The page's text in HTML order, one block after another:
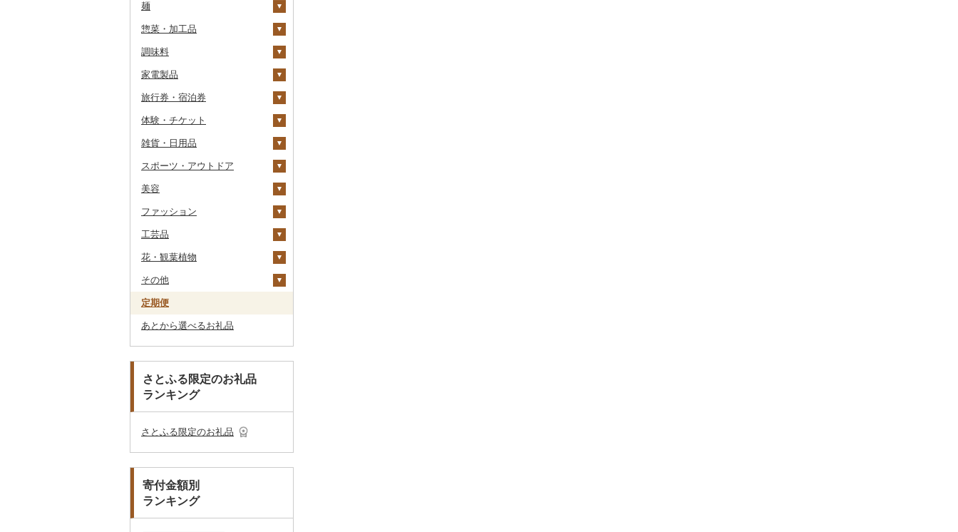
仙台牛
米沢牛
山形牛
常陸牛
上州牛
飛騨牛
近江牛
但馬牛
佐賀牛
長崎和牛
あか牛
宮崎牛
その他牛肉（精肉）
水炊き
地鶏
赤鶏さつま
その他鶏肉
キャビア
その他魚卵
鮑（アワビ）
牡蠣（カキ）
あさり
しじみ
サザエ
はまぐり
その他貝
鮮魚
鮭・サーモン
マグロ
イワシ
カツオ
金目鯛
クエ
サバ
鯛
のどぐろ
ふぐ
ブリ
ほっけ
その他鮮魚
イカ・タコ
イカ
タコ
海苔・海藻
海苔
わかめ
ひじき
その他海苔・海藻
干物
ししゃも
その他干物
その他魚介・加工品
しらす・ちりめん
かまぼこ・練り製品
コシヒカリ
はえぬき
さがびより
あきたこまち
ひとめぼれ
ミルキークィーン
ななつぼし
その他ぶどう・マスカ
梨
和梨
洋梨・ラフランス
マンゴー
みかん・柑橘
みかん
レモン
不知火・デコポン
せとか
まどんな
その他柑橘
すいか
キウイ
柿（カキ）
ドライフルーツ
干し芋
その他果物
びわ
パイナップル
栗
その他果物
根菜
人参
大根
自然薯
レンコン
にんにく・生姜
その他根菜
アスパラガス
豆
きのこ
しいたけ
松茸
その他きのこ
その他野菜
山菜
かぼちゃ
レタス
バター
その他乳製品
地ビール・クラフトビ
純米吟醸
大吟醸
吟醸
その他日本酒
芋焼酎
麦焼酎
米焼酎
黒糖焼酎
その他焼酎
梅酒
泡盛
ワイン
白ワイン
赤ワイン
シャンパン・スパーク
ウイスキー
リキュール・洋酒
甘酒
ノンアルコール
その他酒
飲料
コーヒー豆
粉
ドリップ
茶
飲料
茶葉・ティーバッグ
静岡茶
足柄茶
知覧茶
八女茶
果汁飲料
りんごジュース
みかんジュース（オレ
紅茶
飲料
茶葉・ティーバッグ
その他飲料・ジュース
野菜ジュース
炭酸飲料
豆乳
クッキー
焼き菓子
プリン
ゼリー
チョコレート
カステラ
アイス・ジェラート
その他洋菓子
煎餅・おかき
羊羹
饅頭
大福
その他和菓子
麺
ラーメン
うどん
そば
パスタ
ひやむぎ
そうめん
その他麺
惣菜・加工品
惣菜
餃子
シュウマイ
コロッケ
その他惣菜
カレー・シチュー
カレー
シチュー
鍋
肉
魚
その他鍋
ピザ
レトルト
スープ
豆腐・納豆
豆腐
漬物
キムチ
その他漬物
缶詰・瓶詰
肉
魚
果物
ジャム
その他缶詰・瓶詰
乾物
燻製（スモーク）
おせち
その他加工品
調味料
砂糖
塩
醤油
味噌
酢
だし
食用油
オリーブオイル
ごま油
その他食用油
はちみつ
ドレッシング
その他調味料
みりん
ケチャップ
こしょう
その他調味料
家電製品
季節・空調家電
キッチン家電
照明器具
パソコン・周辺機器
TV・オーディオ・カメラ
美容・健康家電
カー用品
時計
その他家電
旅行券・宿泊券
旅行券
JTBふるさと旅行クー
その他旅行券
宿泊券
体験・チケット
PayPay商品券
食事券
温泉・サウナ・スパ利用
ダイビング
スキーチケット・リフト
券
GDOふるさとゴルフ
プレークーポン
その他のゴルフプレー
花火大会チケット
カタログギフト
雑貨・日用品
家具・インテリア
机・テーブル
その他家具・インテリ
寝具
布団
毛布
タオルケット
その他寝具
タオル
その他タオル
文房具・印鑑
ボールペン
ノート・ファイル
印鑑
その他文房具
食器
グラス・カップ
タンブラー
箸
スプーン・フォーク・
ナイフ
皿・椀
その他食器
キッチン用品
包丁
フライパン
鍋
まな板
土鍋
日用品
洗剤
トイレットペーパー
ティッシュ
その他日用品
楽器・器材
本・CD・DVD
おもちゃ・ぬいぐるみ
ご当地キャラクター
ペット用品
その他雑貨
スポーツ・アウトドア
ゴルフ
ゴルフボール
ゴルフウェア
その他ゴルフ
釣り
サイクリング
アウトドア・キャンプ
その他スポーツ
ウェア・ユニフォーム
その他スポーツ
美容
スキンケア
洗顔
その他スキンケア
シャンプー・リンス
石鹸・ボディーソープ
入浴剤
アロマ
プロテイン
その他美容
ファッション
鞄・バッグ
トートバッグ・ショル
キャリーバッグ・スー
ツケース
その他鞄・バッグ
洋服
女性・レディース
男性・メンズ
子供・ベビー
その他洋服
和服
靴・履物
靴・シューズ
スリッパ・下駄・草履
その他靴・履物
アクセサリー
ペンダント・ネックレ
ス
ピアス・イヤリング
その他アクセサリー
その他服飾小物
ショール・ストール
マフラー・手袋
工芸品
織物
本場奄美大島紬
その他織物
陶器・漆器
信楽焼
唐津焼
備前焼
美濃焼
村上木彫堆朱
その他装飾品・工芸品
数珠
工芸品
播州そろばん
美濃和紙
花・観葉植物
観葉植物・苗木
花
胡蝶蘭
造花・プリザーブドフ
ラワー
その他花
盆栽・その他
その他
地域サービス
その他
定期便
あとから選べるお礼品
さとふる限定のお礼品
ランキング
さとふる限定のお礼品
寄付金額別
ランキング